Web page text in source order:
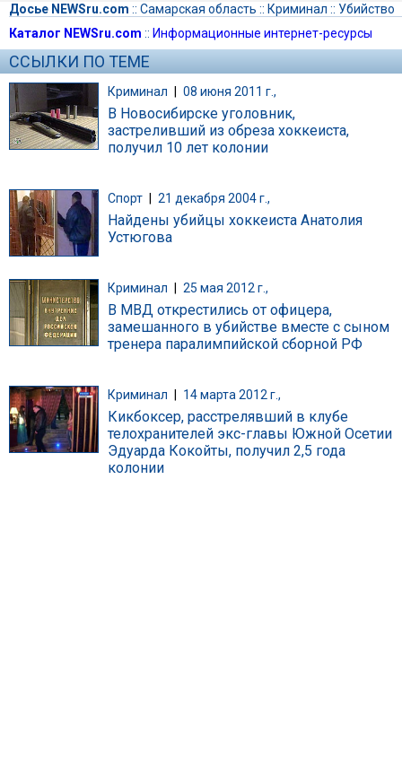
Досье NEWSru.com :: Самарская область :: Криминал :: Убийство
Каталог NEWSru.com :: Информационные интернет-ресурсы
ССЫЛКИ ПО ТЕМЕ
Криминал | 08 июня 2011 г.,
В Новосибирске уголовник,
застреливший из обреза хоккеиста,
получил 10 лет колонии
Спорт 21 декабря 2004 г.,
Найдены убийцы хоккеиста Анатолия
Устюгова
Криминал 25 мая 2012 г.,
В МВД открестились от офицера,
замешанного в убийстве вместе с сыном
тренера паралимпийской сборной РФ
Криминал 14 марта 2012 г.,
Кикбоксер, расстрелявший в клубе
телохранителей экс-главы Южной Осетии
Эдуарда Кокойты, получил 2,5 года
колонии